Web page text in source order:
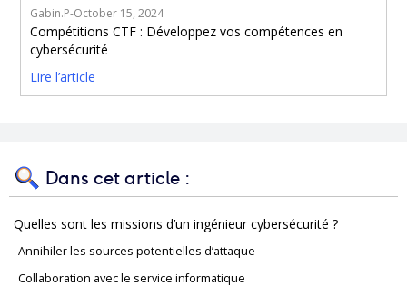
Gabin.P-October 15, 2024
Compétitions CTF : Développez vos compétences en
cybersécurité
Lire l’article
Dans cet article :
Quelles sont les missions d’un ingénieur cybersécurité ?
Annihiler les sources potentielles d’attaque
Collaboration avec le service informatique